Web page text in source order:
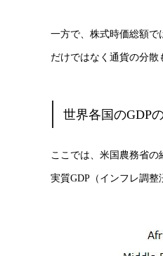
一方で、株式時価総額で
だけではなく通貨の分散
世界各国のGDP
ここでは、米国農務省
実質GDP（インフレ調整